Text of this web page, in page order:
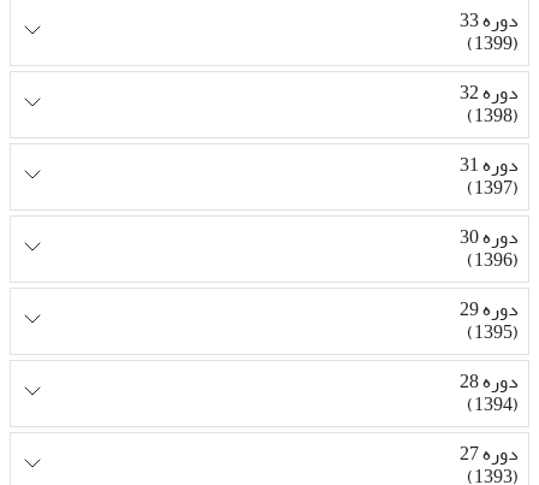
دوره 33
(1399)
دوره 32
(1398)
دوره 31
(1397)
دوره 30
(1396)
دوره 29
(1395)
دوره 28
(1394)
دوره 27
(1393)